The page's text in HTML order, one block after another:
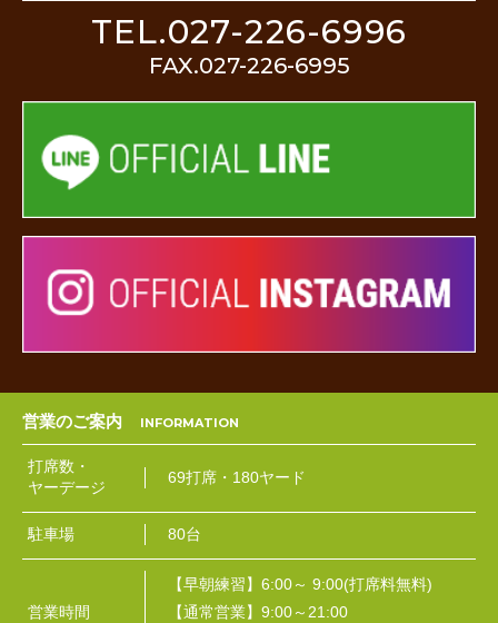
TEL.027-226-6996
FAX.027-226-6995
営業のご案内
打席数・
ヤーデージ
69打席・180ヤード
駐車場 80台
営業時間
【早朝練習】6:00～ 9:00(打席料無料)
【通常営業】9:00～21:00